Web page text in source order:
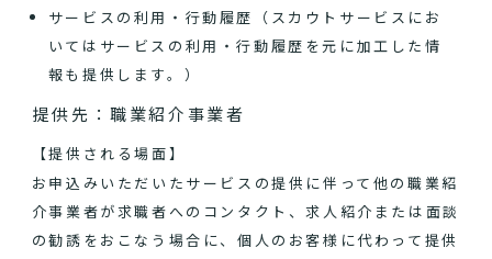
サービスの利用・行動履歴（スカウトサービスにお
いてはサービスの利用・行動履歴を元に加工した情
報も提供します。）
提供先：職業紹介事業者
【提供される場面】
お申込みいただいたサービスの提供に伴って他の職業紹
介事業者が求職者へのコンタクト、求人紹介または面談
の勧誘をおこなう場合に、個人のお客様に代わって提供